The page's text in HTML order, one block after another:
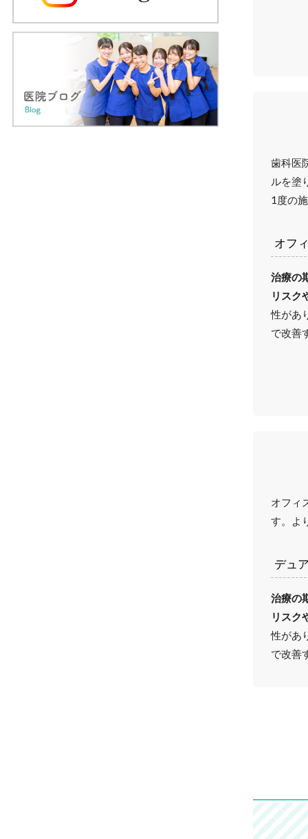
歯科医
ルを塗
1度の
オフ
治療の
リスク
性があ
で改善
オフィ
す。よ
デュ
治療の
リスク
性があ
で改善